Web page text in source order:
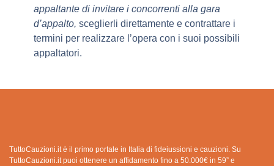
appaltante di invitare i concorrenti alla gara
d’appalto, sceglierli direttamente e contrattare i
termini per realizzare l’opera con i suoi possibili
appaltatori.
TuttoCauzioni.it è il primo portale in Italia di fideiussioni e cauzioni. Su
TuttoCauzioni.it puoi ottenere un affidamento fino a 50.000€ in 59” e